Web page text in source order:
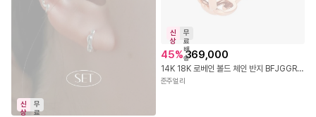
신
상
무
료
신
상
무
료
배
송
45%369,000
14K 18K 로베인 볼드 체인 반지 BFJGGR1172
준주얼리